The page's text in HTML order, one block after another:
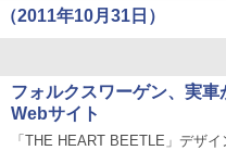
2011年10月31日）
フォルクスワーゲン、実
Webサイト
「THE HEART BEETLE」デザ